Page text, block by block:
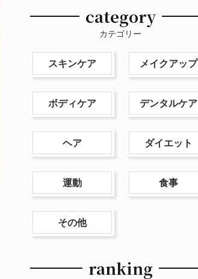
category
カテゴリー
スキンケア メイクアップ
ボディケア デンタルケア
ヘア ダイエット
運動 食事
その他
ranking